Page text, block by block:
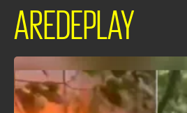
AREDEPLAY